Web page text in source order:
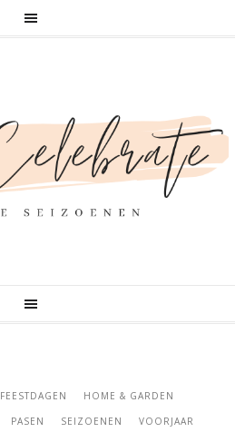
FEESTDAGEN
HOME & GARDEN
PASEN SEIZOENEN VOORJAAR